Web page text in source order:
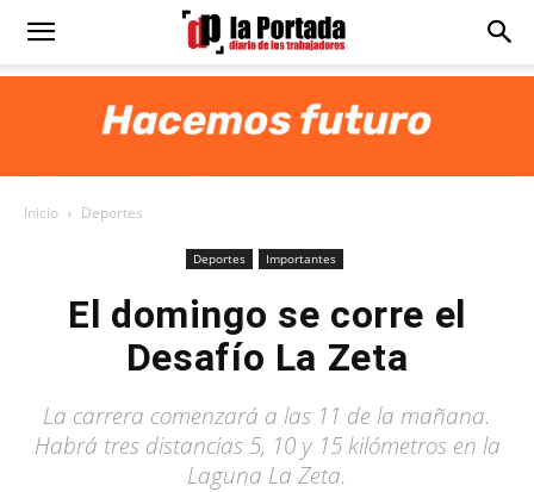
Diario
Inicio Deportes
Deportes Importantes
El domingo se corre el
Desafío La Zeta
La carrera comenzará a las 11 de la mañana.
Habrá tres distancias 5, 10 y 15 kilómetros en la
Laguna La Zeta.